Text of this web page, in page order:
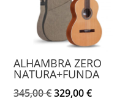
ALHAMBRA ZERO
NATURA+FUNDA
345,00€El
329,00€El